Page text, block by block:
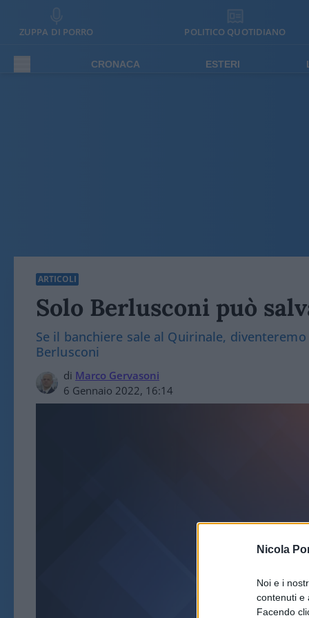
Nicola
Noi e i
contenuti e
Facendo
ZUPPA DI PORRO POLITICO QUOTIDIANO
CRONACA ESTERI
ARTICOLI
Solo Berlusconi può
Se il banchiere sale al Quirinale,
Berlusconi
di Marco Gervasoni
6 Gennaio 2022, 16:14